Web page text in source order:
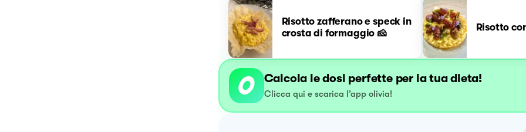
Risotto zafferano e speck in
crosta di formaggio 🧀
Risotto
Calcola le dosi perfette per la tua dieta!
Clicca qui e scarica l’app olivia!